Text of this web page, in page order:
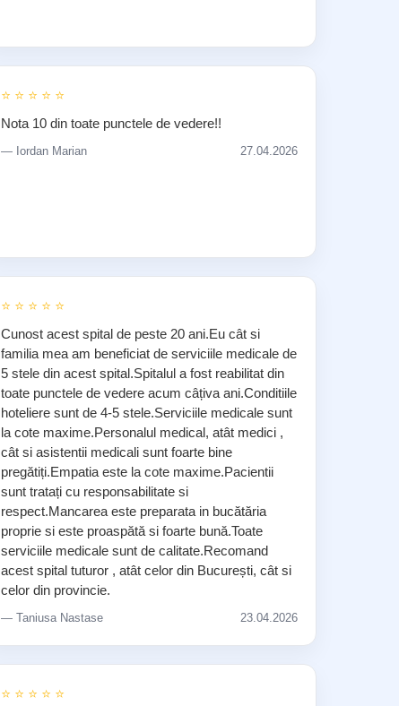
⭐ ⭐ ⭐ ⭐ ⭐
Nota 10 din toate punctele de vedere!!
— Iordan Marian 27.04.2026
⭐ ⭐ ⭐ ⭐ ⭐
Cunost acest spital de peste 20 ani.Eu cât si
familia mea am beneficiat de serviciile medicale de
5 stele din acest spital.Spitalul a fost reabilitat din
toate punctele de vedere acum câțiva ani.Conditiile
hoteliere sunt de 4-5 stele.Serviciile medicale sunt
la cote maxime.Personalul medical, atât medici ,
cât si asistentii medicali sunt foarte bine
pregătiți.Empatia este la cote maxime.Pacientii
sunt tratați cu responsabilitate si
respect.Mancarea este preparata in bucătăria
proprie si este proaspătă si foarte bună.Toate
serviciile medicale sunt de calitate.Recomand
acest spital tuturor , atât celor din București, cât si
celor din provincie.
— Taniusa Nastase 23.04.2026
⭐ ⭐ ⭐ ⭐ ⭐